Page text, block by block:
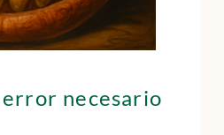
necesario